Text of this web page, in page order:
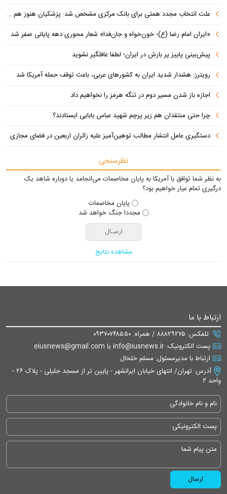
علت انتخاب مجدد همتی برای بانک مرکزی مشخص شد: پزشکیان هنوز هم متوجه نشده است چرا همتی استیضاح شد!
«ایران امام رضا (ع)؛ خون‌خواه و جان‌فدا» شعار محوری دهه پایانی صفر شد
پیش‌بینی پاییز پر بارش در ایران؛ لطفا غافلگیر نشوید
رویترز: هشدار شدید ایران به کشورهای عربی، باعث توقف حمله آمریکا شد
اجازه باز شدن مسیر دوم در تنگه هرمز را نخواهیم داد
چرا حتی منتقدان هم زیر پرچم شهید عباس بابایی ایستادند؟
دستگیری عامل انتشار مطالب توهین‌آمیز علیه زائران اربعین در فضای مجازی
نظرسنجی
به نظر شما توافق با آمریکا به پایان مخاصمات می‌انجامد یا دوباره شاهد یک
درگیری تمام عیار خواهیم بود؟
پایان مخاصمات
مجددا جنگ خواهد شد
مشاهده نتایج
ارتباط با ما
تلفکس: ۸۸۸۲۹۲۷۵ / همراه: ۰۹۳۷۰۷۴۸۵۵۰
پست الکترونیک: info@iusnews.ir یا eiusnews@gmail.com
ارتباط با مدیرمسئول: مسلم خلخال
آدرس: تهران/ انتهای خیابان ایرانشهر - پایین تر از مسجد جلیلی - پلاک ۲۶ -
واحد ۲